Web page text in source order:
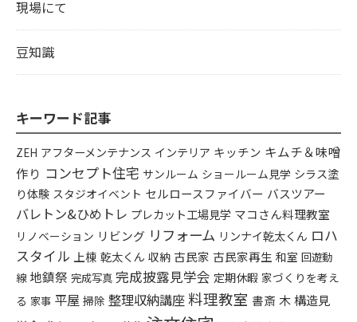
現場にて
豆知識
キーワード記事
ZEH アフターメンテナンス インテリア キッチン キムチ＆味噌
作り コンセプト住宅 サンルーム ショールーム見学 シラス塗
り体験 スタジオイベント セルロースファイバー バスツアー
バレトン&ひめトレ プレカット工場見学 マコさん料理教室
リノベーション リビング リフォーム リンナイ乾太くん ロハ
スタイル 上棟 乾太くん 収納 古民家 古民家再生 和室 回遊動
線 地鎮祭 完成写真 完成披露見学会 定期休暇 家づくりを考え
る 家事 平屋 掃除 整理収納講座料理教室 書斎 木構造見